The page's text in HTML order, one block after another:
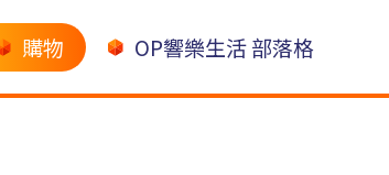
購物 OP響樂生活 部落格